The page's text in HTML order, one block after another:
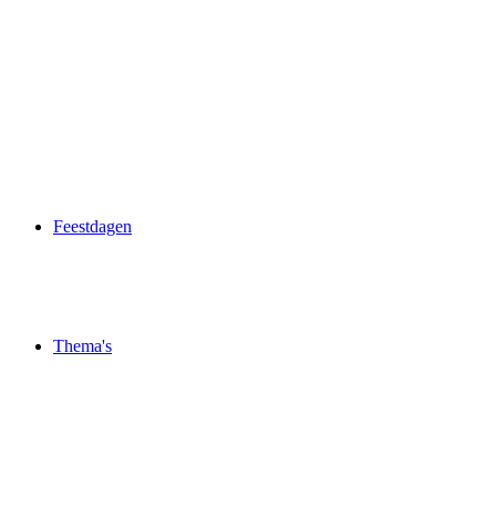
Feestdagen
Thema's